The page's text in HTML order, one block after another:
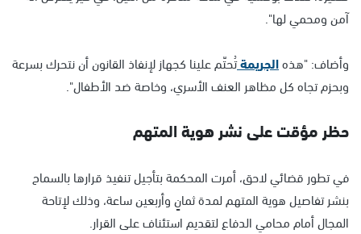
آمن ومحمي لها".
وأضاف: "هذهالجريمةتُحتّم علينا كجهاز لإنفاذ القانون أن نتحرك بسرعة
وبحزم تجاه كل مظاهر العنف الأسري، وخاصة ضد الأطفال".
حظر مؤقت على نشر هوية المتهم
في تطور قضائي لاحق، أمرت المحكمة بتأجيل تنفيذ قرارها بالسماح
بنشر تفاصيل هوية المتهم لمدة ثمانٍ وأربعين ساعة، وذلك لإتاحة
المجال أمام محامي الدفاع لتقديم استئناف على القرار.